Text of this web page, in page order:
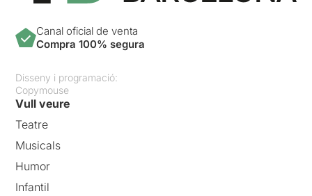
Canal oficial de venta
Compra 100% segura
Disseny i programació:
Copymouse
Vull veure
Teatre
Musicals
Humor
Infantil